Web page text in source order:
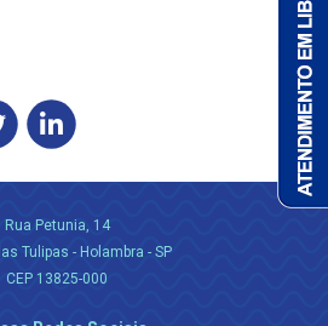
Rua Petunia, 14
Tulipas - Holambra - SP
CEP 13825-000